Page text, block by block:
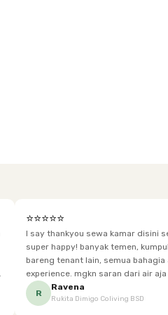
⭐⭐⭐⭐⭐
I say thankyou sewa kamar disini
super happy! banyak temen, kumpul bareng makan
bareng tenant lain, semua bahagia ada disini & bnyk
experience. mgkn saran dari air aja & kebersihan lebih di
tingkatkan lagi. but, I love Rukita
R
Ravena
Rukita Dimigo Coliving BSD